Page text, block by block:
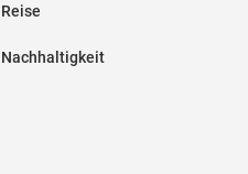
Reise
Nachhaltigkeit